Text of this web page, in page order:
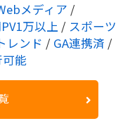
メディア /
万以上 / スポーツ
レンド / GA連携済 /
能